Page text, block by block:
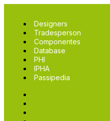
Designers
Tradesperson
Componentes
Database
PHI
IPHA
Passipedia